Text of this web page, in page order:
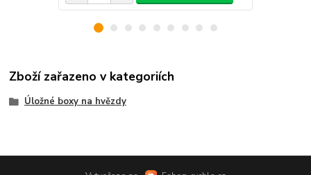
Zboží zařazeno v kategoriích
Úložné boxy na hvězdy